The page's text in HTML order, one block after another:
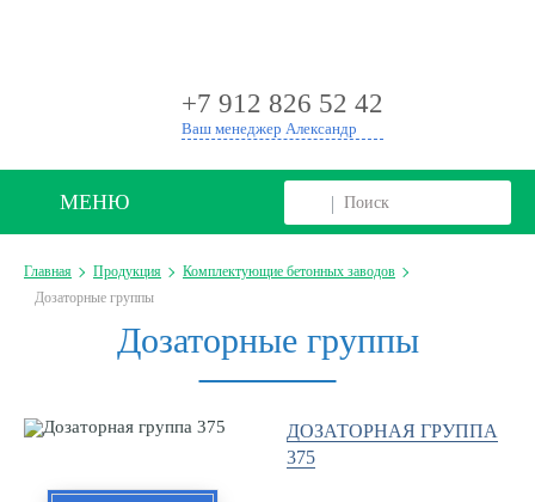
+7 912 826 52 42
Ваш менеджер Александр
МЕНЮ
Главная Продукция
Комплектующие бетонных заводов
Дозаторные группы
Дозаторные группы
ДОЗАТОРНАЯ ГРУППА
375